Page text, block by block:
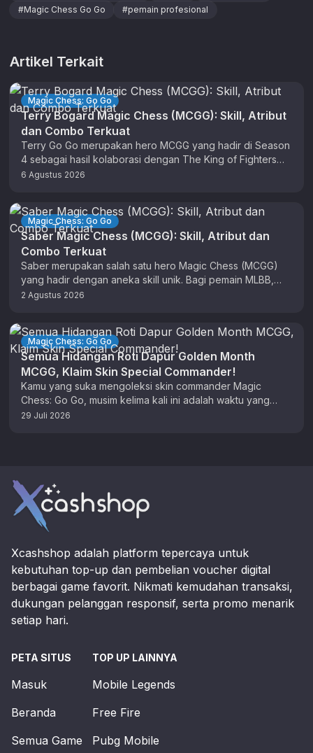
#Magic Chess Go Go #pemain profesional
Artikel Terkait
Magic Chess: Go Go
Terry Bogard Magic Chess (MCGG): Skill, Atribut
dan Combo Terkuat
Terry Go Go merupakan hero MCGG yang hadir di Season
4 sebagai hasil kolaborasi dengan The King of Fighters
(KOF). …
6 Agustus 2026
Magic Chess: Go Go
Saber Magic Chess (MCGG): Skill, Atribut dan
Combo Terkuat
Saber merupakan salah satu hero Magic Chess (MCGG)
yang hadir dengan aneka skill unik. Bagi pemain MLBB,
anda sudah tidak …
2 Agustus 2026
Magic Chess: Go Go
Semua Hidangan Roti Dapur Golden Month
MCGG, Klaim Skin Special Commander!
Kamu yang suka mengoleksi skin commander Magic
Chess: Go Go, musim kelima kali ini adalah waktu yang
tepat untuk berburu …
29 Juli 2026
Xcashshop adalah platform tepercaya untuk
kebutuhan top-up dan pembelian voucher digital
berbagai game favorit. Nikmati kemudahan transaksi,
dukungan pelanggan responsif, serta promo menarik
setiap hari.
PETA SITUS
Masuk
Beranda
Semua Game
TOP UP LAINNYA
Mobile Legends
Free Fire
Pubg Mobile